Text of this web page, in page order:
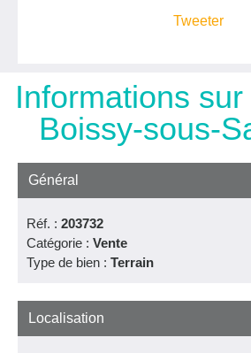
Tweeter
Informations
Boissy-sous-
Général
Réf. : 203732
Catégorie : Vente
Type de bien : Terrain
Localisation